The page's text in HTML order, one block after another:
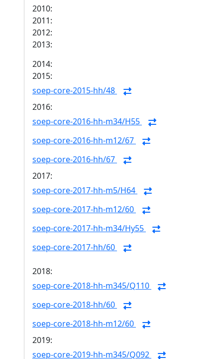
2010:
2011:
2012:
2013:
2014:
2015:
soep-core-2015-hh/48
2016:
soep-core-2016-hh-m34/H55
soep-core-2016-hh-m12/67
soep-core-2016-hh/67
2017:
soep-core-2017-hh-m5/H64
soep-core-2017-hh-m12/60
soep-core-2017-hh-m34/Hy55
soep-core-2017-hh/60
2018:
soep-core-2018-hh-m345/Q110
soep-core-2018-hh/60
soep-core-2018-hh-m12/60
2019:
soep-core-2019-hh-m345/Q092